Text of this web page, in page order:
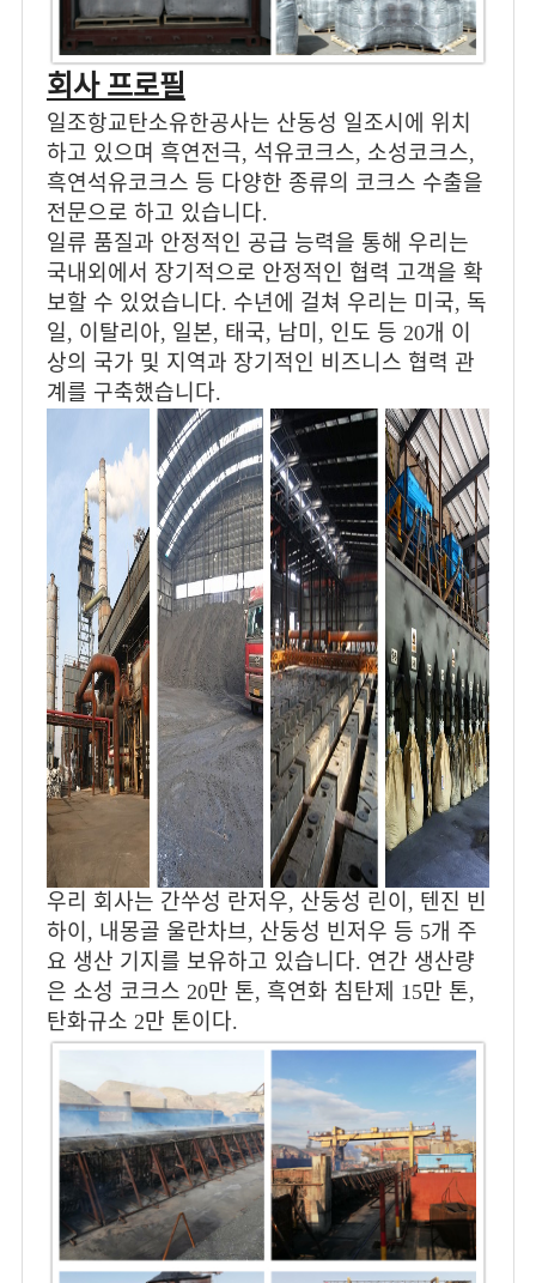
회사 프로필
일조항교탄소유한공사는 산동성 일조시에 위치
하고 있으며 흑연전극, 석유코크스, 소성코크스,
흑연석유코크스 등 다양한 종류의 코크스 수출을
전문으로 하고 있습니다.
일류 품질과 안정적인 공급 능력을 통해 우리는
국내외에서 장기적으로 안정적인 협력 고객을 확
보할 수 있었습니다. 수년에 걸쳐 우리는 미국, 독
일, 이탈리아, 일본, 태국, 남미, 인도 등 20개 이
상의 국가 및 지역과 장기적인 비즈니스 협력 관
계를 구축했습니다.
우리 회사는 간쑤성 란저우, 산둥성 린이, 텐진 빈
하이, 내몽골 울란차브, 산둥성 빈저우 등 5개 주
요 생산 기지를 보유하고 있습니다. 연간 생산량
은 소성 코크스 20만 톤, 흑연화 침탄제 15만 톤,
탄화규소 2만 톤이다.